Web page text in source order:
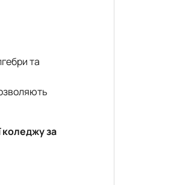
та
коледжу за